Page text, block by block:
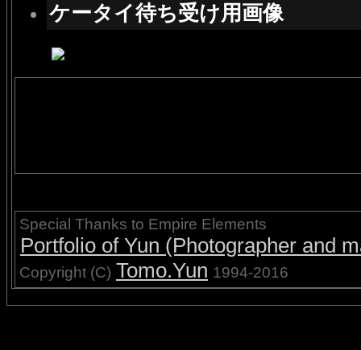
ケータイ待ち受け用画像
Special Thanks to Empire Elements
Portfolio of Yun (Photographer and
Copyright (C) Tomo.Yun 1994-2016